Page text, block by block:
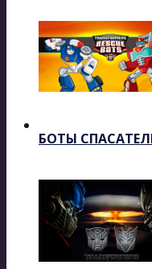
БОТЫ